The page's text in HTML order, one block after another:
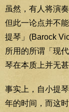
虽然，有人将演
但此一论点并不
提琴」(Barock
所用的所谓「现
琴在本质上并无甚
事实上，自小提
年的时间，而这